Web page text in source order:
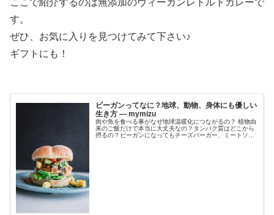
す。
ぜひ、お気に入りを見つけてみて下さい♪
ギフトにも！
ビーガンってなに？地球、動物、身体にも優しい
生き方 — mymizu
肉や魚を食べる事がなぜ地球温暖化につながるの？ 植物由
来のご飯だけで本当に大丈夫なの？タンパク質はどこから
摂るの？ビーガンになってもチーズバーガー、ミートソー